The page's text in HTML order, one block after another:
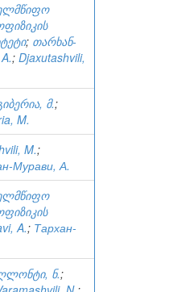
; თარხან-
; Djaxutashvili,
მ.;
M.
M.;
Мурави, А.
A.; Тархан-
ნ.;